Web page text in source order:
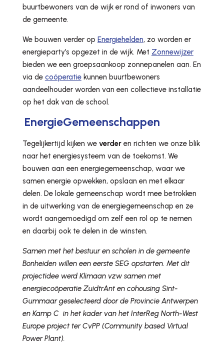
buurtbewoners van de wijk er rond of inwoners van
de gemeente.
We bouwen verder op Energiehelden, zo worden er
energieparty’s opgezet in de wijk. Met Zonnewijzer
bieden we een groepsaankoop zonnepanelen aan. En
via de coöperatiekunnen buurtbewoners
aandeelhouder worden van een collectieve installatie
op het dak van de school.
EnergieGemeenschappen
Tegelijkertijd kijken we verderen richten we onze blik
naar het energiesysteem van de toekomst. We
bouwen aan een energiegemeenschap, waar we
samen energie opwekken, opslaan en met elkaar
delen. De lokale gemeenschap wordt mee betrokken
in de uitwerking van de energiegemeenschap en ze
wordt aangemoedigd om zelf een rol op te nemen
en daarbij ook te delen in de winsten.
Samen met het bestuur en scholen in de gemeente
Bonheiden willen een eerste SEG opstarten. Met dit
projectidee werd Klimaan vzw samen met
energiecoöperatie ZuidtrAnt en cohousing Sint-
Gummaar geselecteerd door de Provincie Antwerpen
en Kamp C in het kader van het InterReg North-West
Europe project ter CvPP (Community based Virtual
Power Plant).